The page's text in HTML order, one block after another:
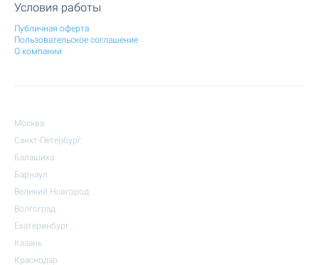
Условия работы
Публичная оферта
Пользовательское соглашение
О компании
Москва
Санкт-Петербург
Балашиха
Барнаул
Великий Новгород
Волгоград
Екатеринбург
Казань
Краснодар